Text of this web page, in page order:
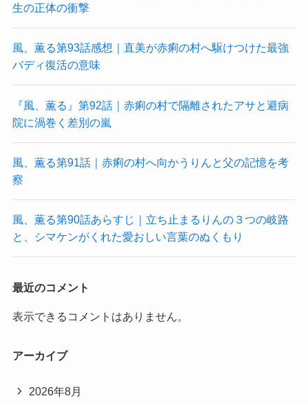
生の正体の衝撃
風、薫る第93話感想｜直美が赤痢の村へ駆けつけた最強
バディ復活の意味
『風、薫る』第92話｜赤痢の村で隔離されたアサと避病
院に渦巻く差別の嵐
風、薫る第91話｜赤痢の村へ向かうりんと父の記憶を考
察
風、薫る第90話あらすじ｜立ち止まるりんの３つの岐路
と、シマケンがくれた愛おしい言葉のぬくもり
最近のコメント
表示できるコメントはありません。
アーカイブ
2026年8月